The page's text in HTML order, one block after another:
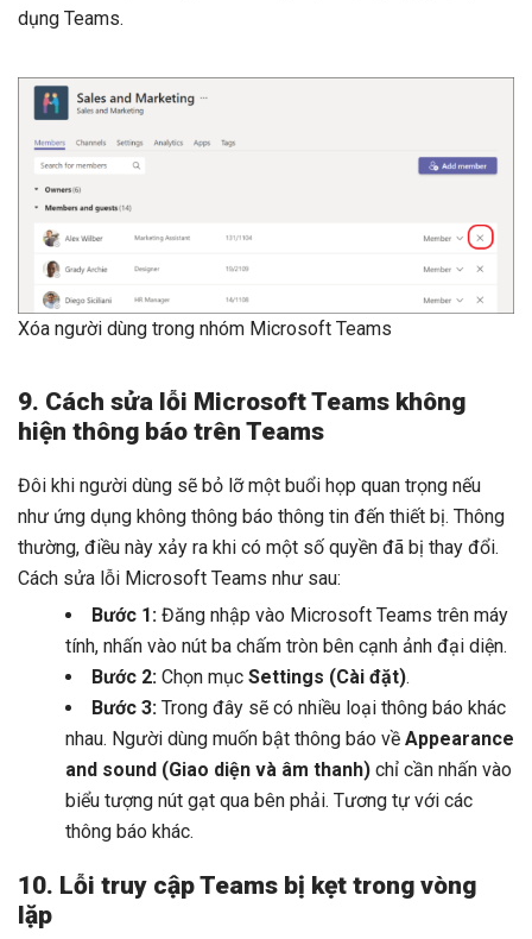
dụng Teams.
Xóa người dùng trong nhóm Microsoft Teams
9. Cách sửa lỗi Microsoft Teams không
hiện thông báo trên Teams
Đôi khi người dùng sẽ bỏ lỡ một buổi họp quan trọng nếu
như ứng dụng không thông báo thông tin đến thiết bị. Thông
thường, điều này xảy ra khi có một số quyền đã bị thay đổi.
Cách sửa lỗi Microsoft Teams như sau:
Bước 1: Đăng nhập vào Microsoft Teams trên máy
tính, nhấn vào nút ba chấm tròn bên cạnh ảnh đại diện.
Bước 2: Chọn mục Settings (Cài đặt).
Bước 3: Trong đây sẽ có nhiều loại thông báo khác
nhau. Người dùng muốn bật thông báo về Appearance
and sound (Giao diện và âm thanh) chỉ cần nhấn vào
biểu tượng nút gạt qua bên phải. Tương tự với các
thông báo khác.
10. Lỗi truy cập Teams bị kẹt trong vòng
lặp